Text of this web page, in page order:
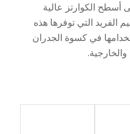
أسطح الكوارتز عالية
الفريد التي توفرها هذه
في كسوة الجدران